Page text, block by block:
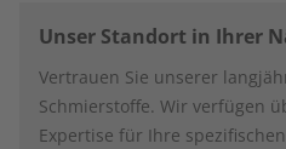
Unser Standort in Ihrer
Vertrauen Sie unserer
Schmierstoffe. Wir verfügen
Expertise für Ihre